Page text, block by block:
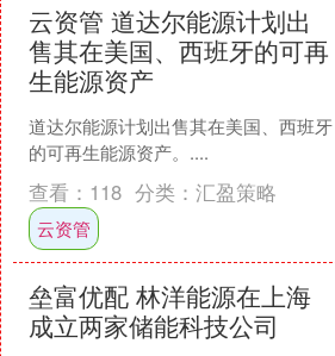
云资管 道达尔能源计划出
售其在美国、西班牙的可再
生能源资产
道达尔能源计划出售其在美国、西班牙
的可再生能源资产。....
查看： 118 分类： 汇盈策略
云资管
垒富优配 林洋能源在上海
成立两家储能科技公司